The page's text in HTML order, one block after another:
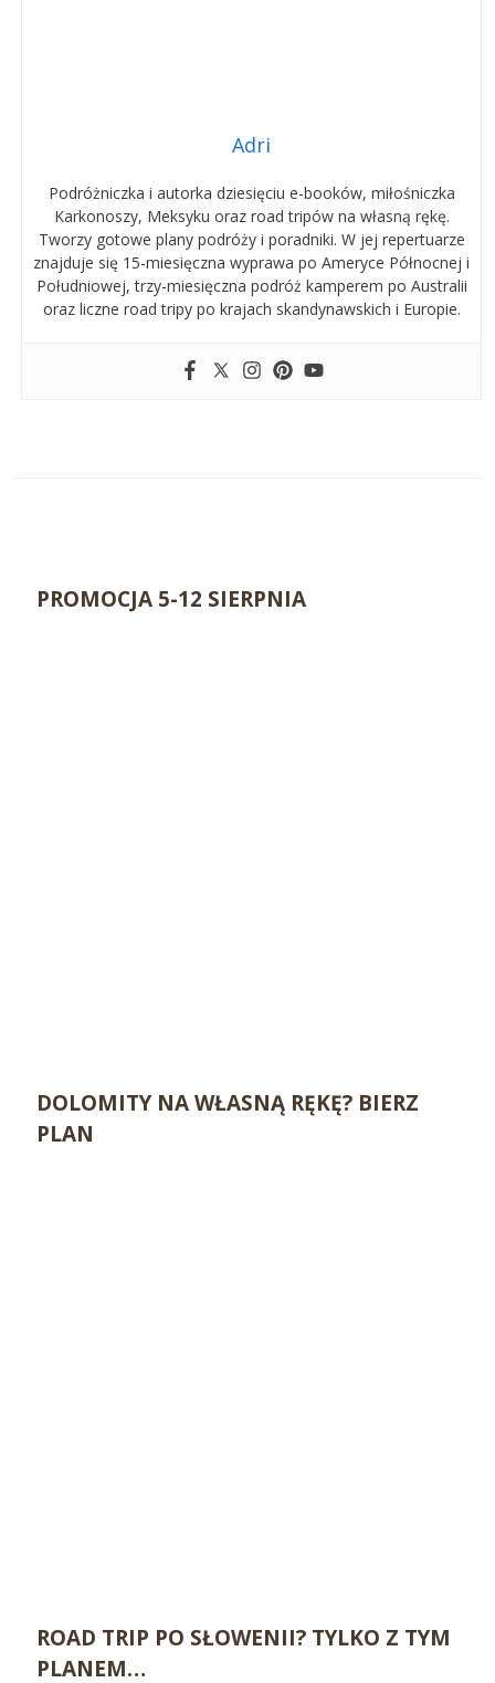
Adri
Podróżniczka i autorka dziesięciu e-booków, miłośniczka
Karkonoszy, Meksyku oraz road tripów na własną rękę.
Tworzy gotowe plany podróży i poradniki. W jej repertuarze
znajduje się 15-miesięczna wyprawa po Ameryce Północnej i
Południowej, trzy-miesięczna podróż kamperem po Australii
oraz liczne road tripy po krajach skandynawskich i Europie.
PROMOCJA 5-12 SIERPNIA
DOLOMITY NA WŁASNĄ RĘKĘ? BIERZ
PLAN
ROAD TRIP PO SŁOWENII? TYLKO Z TYM
PLANEM…